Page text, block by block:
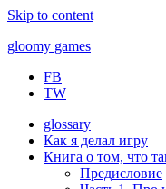
Skip to content
gloomy games
Печально об играх
FB
TW
glossary
Как я делал игру
Книга о том, что
Предисловие